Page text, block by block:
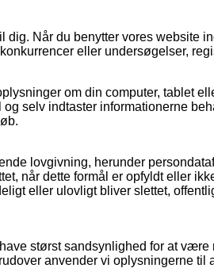
Når du benytter vores website
eller undersøgelser,
om din computer, tablet
selv indtaster informationerne
lovgivning, herunder
når dette formål er opfyldt eller
eller ulovligt bliver slettet,
størst sandsynlighed for at
anvender vi oplysningerne